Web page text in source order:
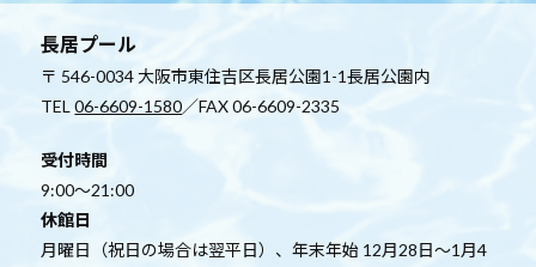
長居プール
〒 546-0034 大阪市東住吉区長居公園1-1長居公園内
TEL06-6609-1580／FAX 06-6609-2335
受付時間
9:00～21:00
休館日
月曜日（祝日の場合は翌平日）、年末年始 12月28日～1月4